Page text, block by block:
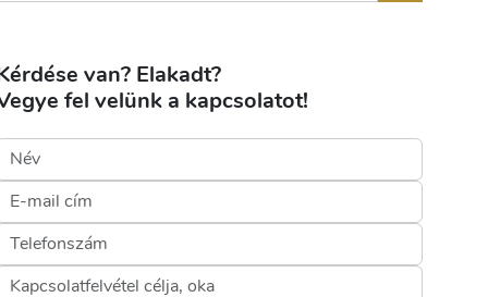
van? Elakadt?
fel velünk a kapcsolatot!